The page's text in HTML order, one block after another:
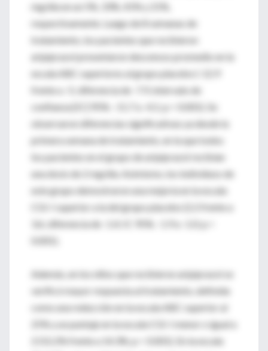
mg/día en un 5%, 33%, 41% y 21%,
respectivamente. Luego de 8 semanas de
tratamiento, los pacientes que recibieron
aripiprazol presentaron descensos promedio en la
escala ABC superiores al grupo placebo (-12.9
frente a -5; diferencia de -7.9, intervalo de
confianza [IC] 95%: -11.7 a -4.1; p < 0.001). Se
observaron diferencias significativas ya desde la
primera semana de tratamiento, en la que todos
los pacientes en el grupo de aripiprazol recibían
una dosis de 2 mg/día. Asimismo, los individuos de
este grupo demostraron una mejoría en la escala
CGI-I superior a la del grupo placebo (2.2 frente a
3.6; diferencia de -1.4; IC 95%: -1.9 a -1.0; p <
0.001).
Además, en los niños que recibieron aripiprazol se
verificó mayor respuesta al tratamiento, definida
como una reducción en la escala ABC superior al
25% y un puntaje en la escala CGI-I menor o igual a
2 (52.2% frente a 14.3%; p < 0.001). En la escala